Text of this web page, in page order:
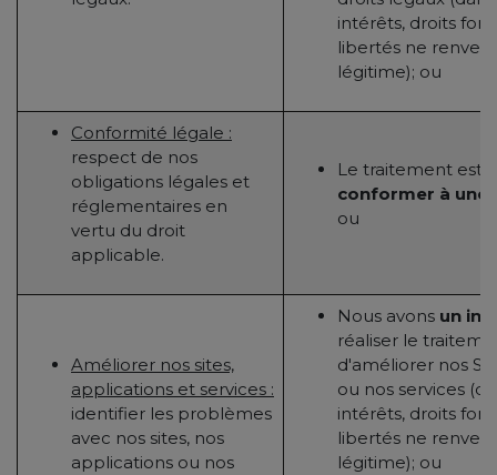
intérêts, droits
libertés ne
légitime); ou
Conformité légale :
respect de nos
obligations légales et
réglementaires en
vertu du droit
applicable.
Le traitement est
conformer à une
ou
Améliorer nos sites,
applications et services :
identifier les problèmes
avec nos sites, nos
applications ou nos
Nous avons un
réaliser le
d'améliorer nos
ou nos services
intérêts, droits
libertés ne
légitime); ou